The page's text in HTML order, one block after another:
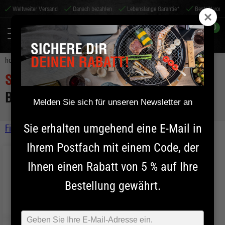
Weltweiter Versand Danach bezahlen Lebenslange Garantie* Bestellt vor
0
home shichirin shichirinrechteckig medium - black edition
SHICHIRINRECHTECKIG MEDIUM -
BLACK EDITION
Filtern
Sort byKamado
Shichirin
Rund MINI
SHICHIRINRechteckig MEDIUM
Melden Sie sich für unseren Newsletter an
Sie erhalten umgehend eine E-Mail in
Ihrem Postfach mit einem Code, der
Ihnen einen Rabatt von 5 % auf Ihre
Bestellung gewährt.
Typ